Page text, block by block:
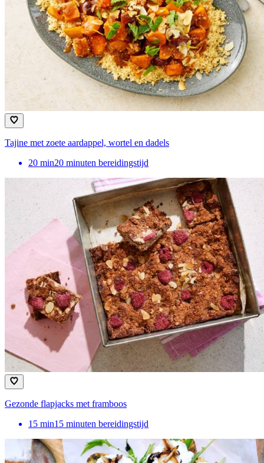
Tajine met zoete aardappel, wortel en dadels
20 min20 minuten bereidingstijd
Gezonde flapjacks met framboos
15 min15 minuten bereidingstijd